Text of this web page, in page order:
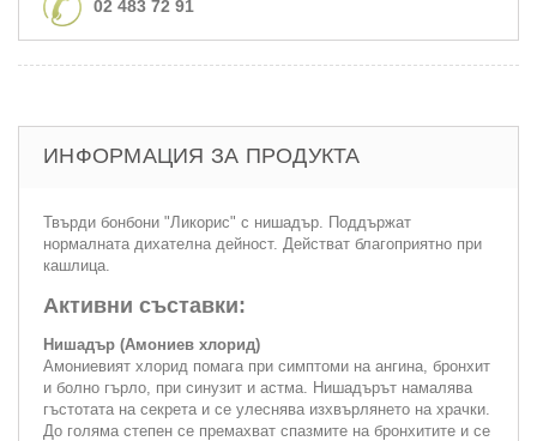
02 483 72 91
ИНФОРМАЦИЯ ЗА ПРОДУКТА
Твърди бонбони "Ликорис" с нишадър. Поддържат
нормалната дихателна дейност. Действат благоприятно при
кашлица.
Активни съставки:
Нишадър (Амониев хлорид)
Амониевият хлорид помага при симптоми на ангина, бронхит
и болно гърло, при синузит и астма. Нишадърът намалява
гъстотата на секрета и се улеснява изхвърлянето на храчки.
До голяма степен се премахват спазмите на бронхитите и се